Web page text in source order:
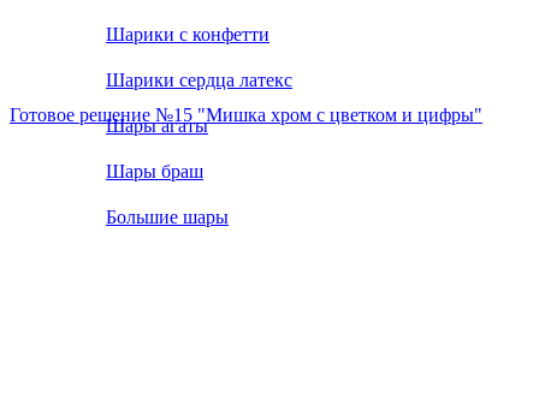
Шарики с конфетти
Шарики сердца латекс
Шары агаты
Шары браш
Большие шары
Готовое решение №15 "Мишка хром с цветком и цифры"